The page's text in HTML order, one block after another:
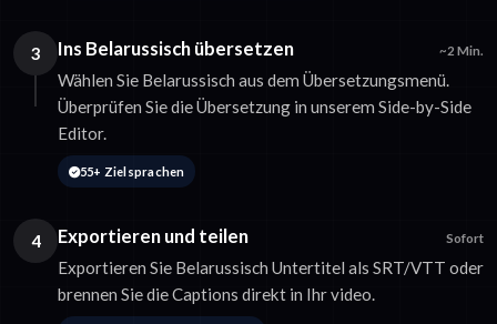
3 Ins Belarussisch übersetzen ~2 Min.
Wählen Sie Belarussisch aus dem Übersetzungsmenü.
Überprüfen Sie die Übersetzung in unserem Side-by-Side
Editor.
55+ Zielsprachen
4 Exportieren und teilen Sofort
Exportieren Sie Belarussisch Untertitel als SRT/VTT oder
brennen Sie die Captions direkt in Ihr video.